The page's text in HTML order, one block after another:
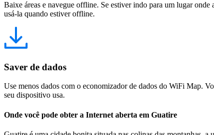
Baixe áreas e navegue offline. Se estiver indo para um lugar
usá-la quando estiver offline.
Saver de dados
Use menos dados com o economizador de dados do WiFi Map.
seu dispositivo usa.
Onde você pode obter a Internet aberta em Guatire